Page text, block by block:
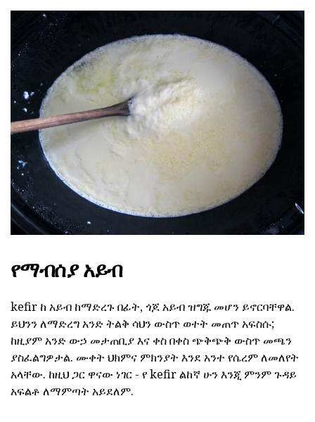
የማብሰያ አይብ
kefir ከ አይብ ከማድረጉ በፊት, ጎጆ አይብ ዝግጁ መሆን ይኖርባቸዋል.
ይህንን ለማድረግ አንድ ትልቅ ሳህን ውስጥ ወተት መጠጥ አፍስሱ;
ከዚያም አንድ ውኃ መታጠቢያ እና ቀስ በቀስ ጭቅጭቅ ውስጥ መጫን
ያስፈልግዎታል. ሙቀት ህክምና ምክንያት እንደ አንተ የሴረም ለመለየት
አላቸው. ከዚህ ጋር ዋናው ነገር - የ kefir ልከኛ ሁን እንጂ ምንም ጉዳይ
አፍልቶ ለማምጣት አይደለም.